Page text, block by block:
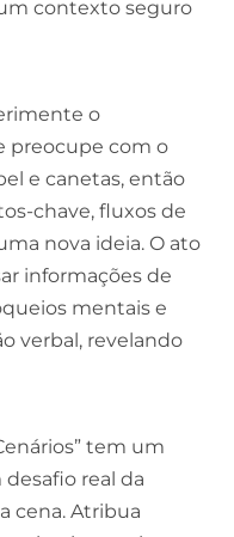
contexto seguro
o
preocupe com o
e canetas, então
chave, fluxos de
nova ideia. O ato
informações de
mentais e
verbal, revelando
tem um
real da
cena. Atribua